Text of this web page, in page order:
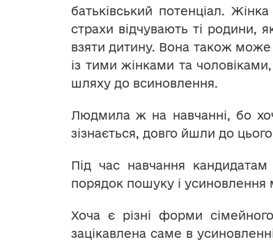
батьківський потенціал.
страхи відчувають ті родини,
взяти дитину. Вона також може
із тими жінками та
шляху до всиновлення.
Людмила ж на навчанні, бо
зізнається, довго йшли до
Під час навчання
порядок пошуку і усиновлення
Хоча є різні форми
зацікавлена саме в